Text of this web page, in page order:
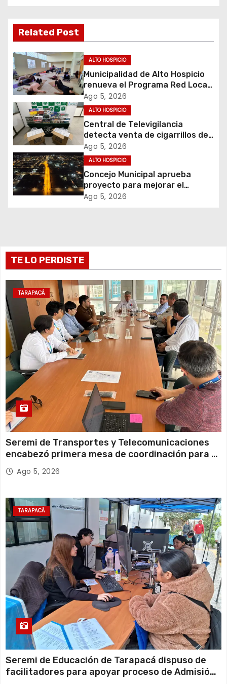
a
c
i
ó
n
d
e
e
a
d
Related Post
ALTO HOSPICIO
Municipalidad de Alto Hospicio
renueva el Programa Red Local
de Apoyos y Cuidados
Ago 5, 2026
ALTO HOSPICIO
Central de Televigilancia
detecta venta de cigarrillos de
contrabando y permite
incautación de más de 3 mil
cajetillas
Ago 5, 2026
ALTO HOSPICIO
Concejo Municipal aprueba
proyecto para mejorar el
alumbrado público del sector El
Ago 5, 2026
TE LO PERDISTE
TARAPACÁ
Seremi de Transportes y Telecomunicaciones
encabezó primera mesa de coordinación para el
retiro de cables en desuso en Iquique
Ago 5, 2026
TARAPACÁ
Seremi de Educación de Tarapacá dispuso de
facilitadores para apoyar proceso de Admisión